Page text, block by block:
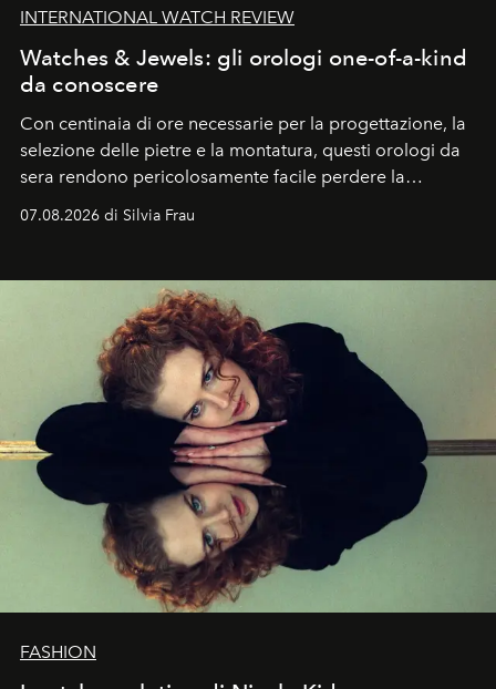
INTERNATIONAL WATCH REVIEW
Watches & Jewels: gli orologi one-of-a-kind
da conoscere
Con centinaia di ore necessarie per la progettazione, la
selezione delle pietre e la montatura, questi orologi da
sera rendono pericolosamente facile perdere la
cognizione del tempo. Ma con quadranti così
07.08.2026 di Silvia Frau
FASHION